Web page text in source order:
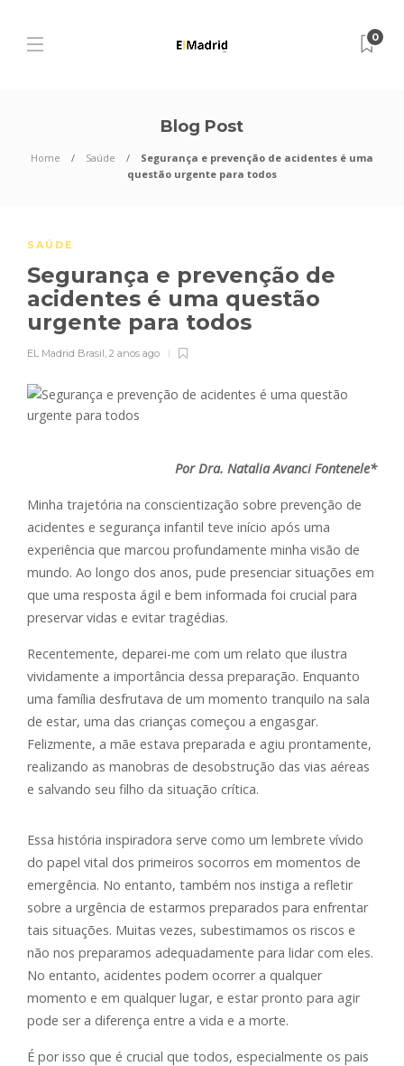
0
Blog Post
Home Saúde
Segurança e prevenção de acidentes é uma
questão urgente para todos
SAÚDE
Segurança e prevenção de
acidentes é uma questão
urgente para todos
EL Madrid Brasil, 2 anos ago
Por Dra. Natalia Avanci Fontenele*
Minha trajetória na conscientização sobre prevenção de
acidentes e segurança infantil teve início após uma
experiência que marcou profundamente minha visão de
mundo. Ao longo dos anos, pude presenciar situações em
que uma resposta ágil e bem informada foi crucial para
preservar vidas e evitar tragédias.
Recentemente, deparei-me com um relato que ilustra
vividamente a importância dessa preparação. Enquanto
uma família desfrutava de um momento tranquilo na sala
de estar, uma das crianças começou a engasgar.
Felizmente, a mãe estava preparada e agiu prontamente,
realizando as manobras de desobstrução das vias aéreas
e salvando seu filho da situação crítica.
Essa história inspiradora serve como um lembrete vívido
do papel vital dos primeiros socorros em momentos de
emergência. No entanto, também nos instiga a refletir
sobre a urgência de estarmos preparados para enfrentar
tais situações. Muitas vezes, subestimamos os riscos e
não nos preparamos adequadamente para lidar com eles.
No entanto, acidentes podem ocorrer a qualquer
momento e em qualquer lugar, e estar pronto para agir
pode ser a diferença entre a vida e a morte.
É por isso que é crucial que todos, especialmente os pais